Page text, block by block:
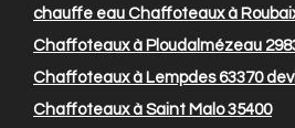
chauffe eau Chaffoteaux à
Chaffoteaux à Ploudalmézeau
Chaffoteaux à Lempdes 63370
Chaffoteaux à Saint Malo 35400